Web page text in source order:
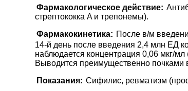
Фармакологическое действие:
стрептококка A и трепонемы).
Фармакокинетика: После в/м
14-й день после введения 2,4 млн ЕД
наблюдается концентрация 0,06 мкг/
Выводится преимущественно почками
Показания: Сифилис, ревматизм